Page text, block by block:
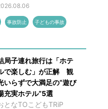
事故防止 子どもの事故
局子連れ旅行は「ホテ
で楽しむ」が正解 観
いらずで大満足の“遊び
充実ホテル”5選
となTOこどもTRiP